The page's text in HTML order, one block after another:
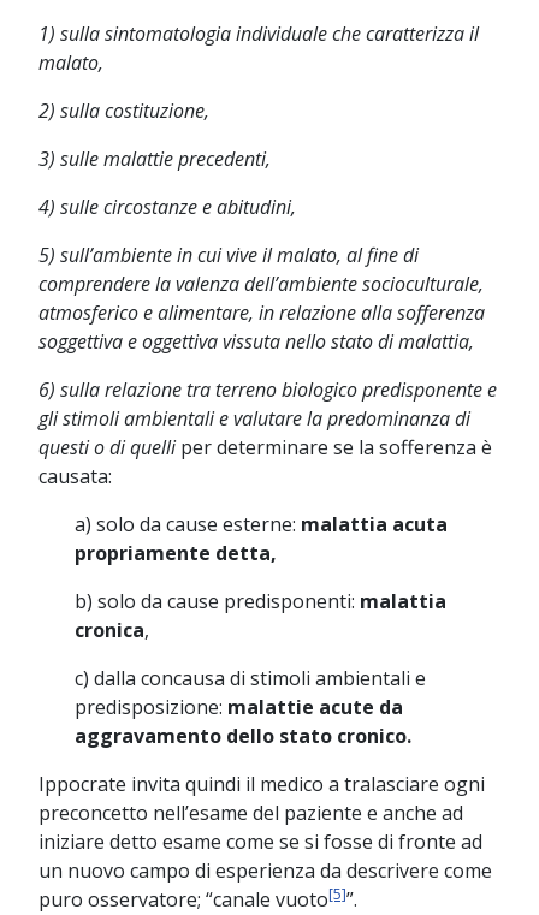
1) sulla sintomatologia individuale che caratterizza il
malato,
2) sulla costituzione,
3) sulle malattie precedenti,
4) sulle circostanze e abitudini,
5) sull’ambiente in cui vive il malato, al fine di
comprendere la valenza dell’ambiente socioculturale,
atmosferico e alimentare, in relazione alla sofferenza
soggettiva e oggettiva vissuta nello stato di malattia,
6) sulla relazione tra terreno biologico predisponente e
gli stimoli ambientali e valutare la predominanza di
questi o di quelliper determinare se la sofferenza è
causata:
a) solo da cause esterne: malattia acuta
propriamente detta,
b) solo da cause predisponenti: malattia
cronica,
c) dalla concausa di stimoli ambientali e
predisposizione: malattie acute da
aggravamento dello stato cronico.
Ippocrate invita quindi il medico a tralasciare ogni
preconcetto nell’esame del paziente e anche ad
iniziare detto esame come se si fosse di fronte ad
un nuovo campo di esperienza da descrivere come
puro osservatore; “canale vuoto[5]”.